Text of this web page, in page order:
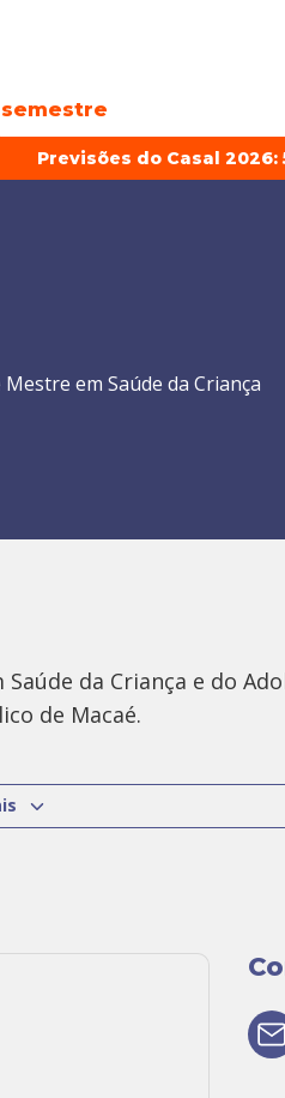
semestre
Previsões do Casal 2026:
em Saúde da Criança
da Criança e do
de Macaé.
em seu consultório em